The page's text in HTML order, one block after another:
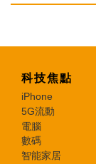
科技焦點
iPhone
5G流動
電腦
數碼
智能家居